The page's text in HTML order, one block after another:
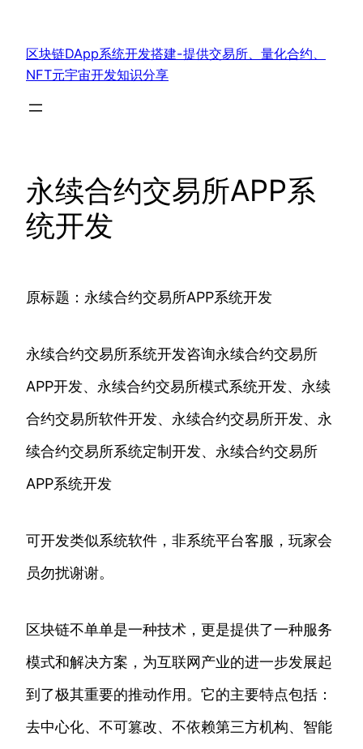
区块链DApp系统开发搭建-提供交易所、量化合约、
NFT元宇宙开发知识分享
永续合约交易所APP系
统开发
原标题：永续合约交易所APP系统开发
永续合约交易所系统开发咨询永续合约交易所
APP开发、永续合约交易所模式系统开发、永续
合约交易所软件开发、永续合约交易所开发、永
续合约交易所系统定制开发、永续合约交易所
APP系统开发
可开发类似系统软件，非系统平台客服，玩家会
员勿扰谢谢。
区块链不单单是一种技术，更是提供了一种服务
模式和解决方案，为互联网产业的进一步发展起
到了极其重要的推动作用。它的主要特点包括：
去中心化、不可篡改、不依赖第三方机构、智能